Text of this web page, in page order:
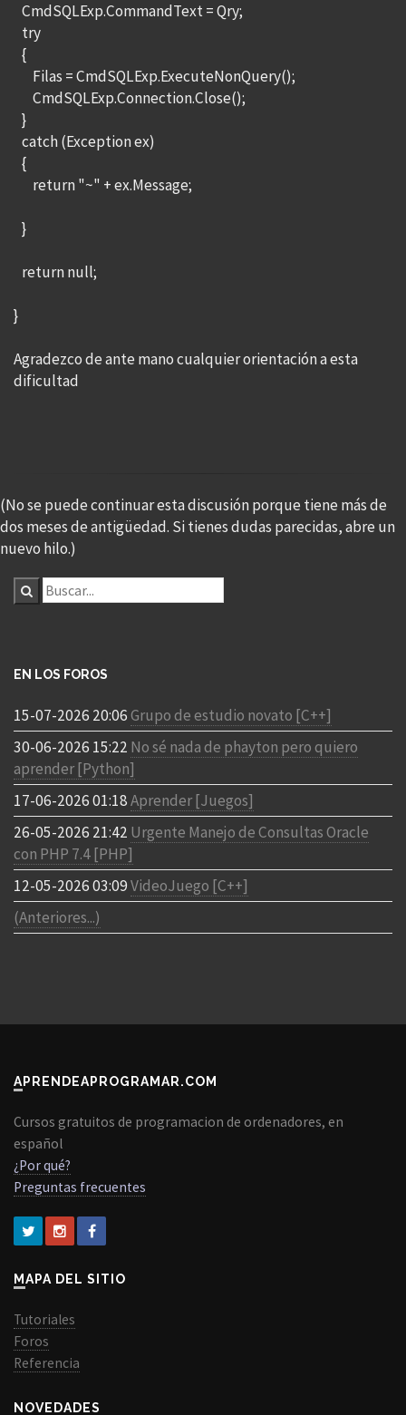
CmdSQLExp.CommandText = Qry;
try
{
Filas = CmdSQLExp.ExecuteNonQuery();
CmdSQLExp.Connection.Close();
}
catch (Exception ex)
{
return "~" + ex.Message;
}
return null;
}
Agradezco de ante mano cualquier orientación a esta
dificultad
(No se puede continuar esta discusión porque tiene más de
dos meses de antigüedad. Si tienes dudas parecidas, abre un
nuevo hilo.)
EN LOS FOROS
15-07-2026 20:06Grupo de estudio novato [C++]
30-06-2026 15:22 No sé nada de phayton pero quiero
aprender [Python]
17-06-2026 01:18Aprender [Juegos]
26-05-2026 21:42 Urgente Manejo de Consultas Oracle
con PHP 7.4 [PHP]
12-05-2026 03:09VideoJuego [C++]
(Anteriores...)
APRENDEAPROGRAMAR.COM
Cursos gratuitos de programacion de ordenadores, en
español
¿Por qué?
Preguntas frecuentes
MAPA DEL SITIO
Tutoriales
Foros
Referencia
NOVEDADES